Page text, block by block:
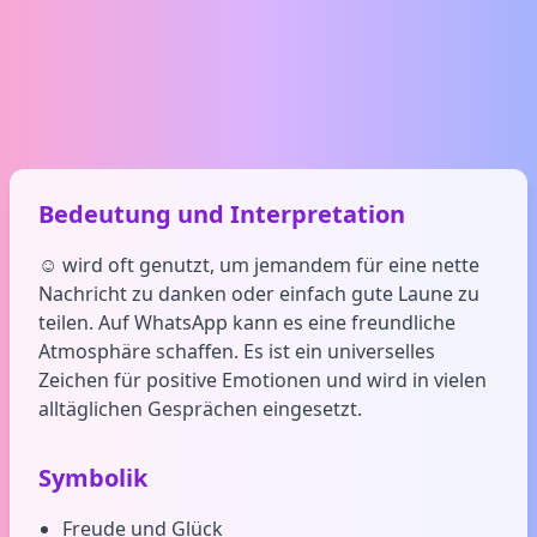
Bedeutung und Interpretation
☺️ wird oft genutzt, um jemandem für eine nette
Nachricht zu danken oder einfach gute Laune zu
teilen. Auf WhatsApp kann es eine freundliche
Atmosphäre schaffen. Es ist ein universelles
Zeichen für positive Emotionen und wird in vielen
alltäglichen Gesprächen eingesetzt.
Symbolik
Freude und Glück